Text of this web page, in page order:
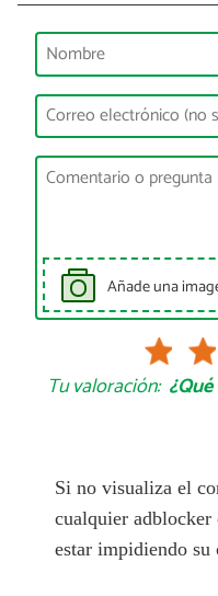
Añade una
Tu valoración:
Si no visualiza el
cualquier adblocker
estar impidiendo su